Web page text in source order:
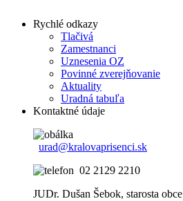
Rychlé odkazy
Tlačivá
Zamestnanci
Uznesenia OZ
Povinné zverejňovanie
Aktuality
Uradná tabuľa
Kontaktné údaje
urad@kralovaprisenci.sk
02 2129 2210
JUDr. Dušan Šebok, starosta obce